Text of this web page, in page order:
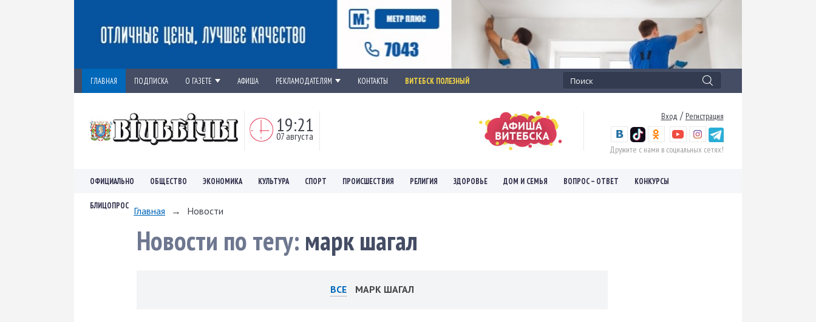
ГЛАВНАЯ ПОДПИСКА О ГАЗЕТЕ АФИША РЕКЛАМОДАТЕЛЯМ КОНТАКТЫ ВИТЕБСК ПОЛЕЗНЫЙ
19:21
07 августа
Вход / Регистрация
Дружите с нами в социальных сетях!
ОФИЦИАЛЬНО ОБЩЕСТВО ЭКОНОМИКА КУЛЬТУРА СПОРТ ПРОИСШЕСТВИЯ РЕЛИГИЯ ЗДОРОВЬЕ ДОМ И СЕМЬЯ ВОПРОС – ОТВЕТ КОНКУРСЫ
БЛИЦОПРОС Главная → Новости
Новости по тегу: марк шагал
ВСЕ МАРК ШАГАЛ